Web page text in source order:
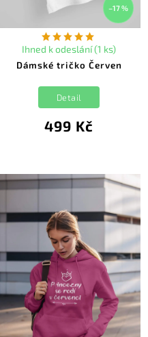
–17 %
Dámské tričko Červen
Ihned k odeslání (1 ks)
499 Kč
Detail